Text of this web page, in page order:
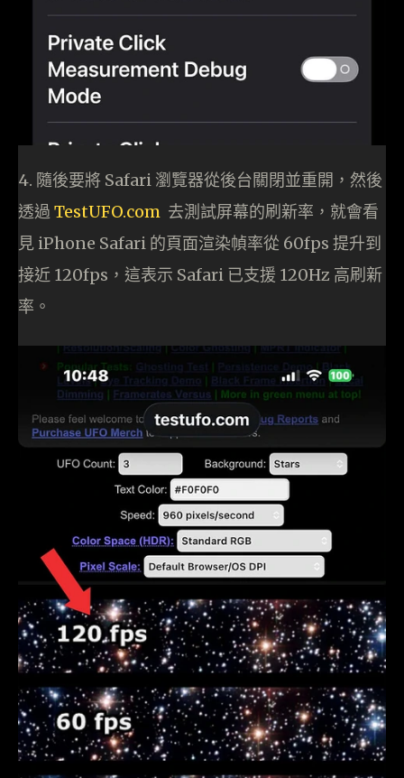
4. 隨後要將 Safari 瀏覽器從後台關閉並重開，然後
透過 TestUFO.com 去測試屏幕的刷新率，就會看
見 iPhone Safari 的頁面渲染幀率從 60fps 提升到
接近 120fps，這表示 Safari 已支援 120Hz 高刷新
率。